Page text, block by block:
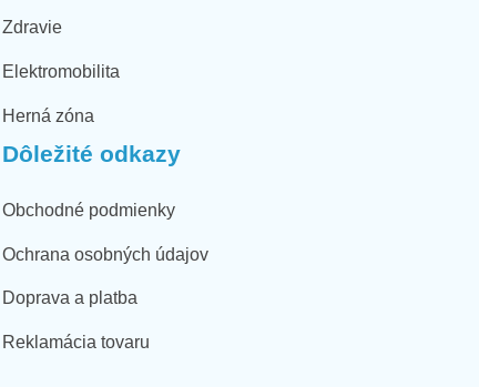
Zdravie
Elektromobilita
Herná zóna
Dôležité odkazy
Obchodné podmienky
Ochrana osobných údajov
Doprava a platba
Reklamácia tovaru